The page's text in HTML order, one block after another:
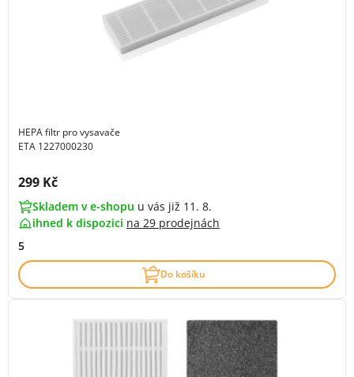
HEPA filtr pro vysavače
ETA 1227000230
Cena s DPH:
299 Kč
Skladem v e-shopu u vás již 11. 8.
ihned k dispozici na 29 prodejnách
5
Do košíku